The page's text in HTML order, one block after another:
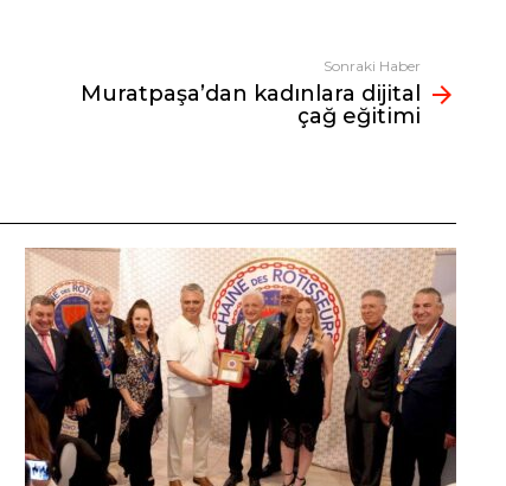
Sonraki Haber
Muratpaşa’dan kadınlara dijital
çağ eğitimi